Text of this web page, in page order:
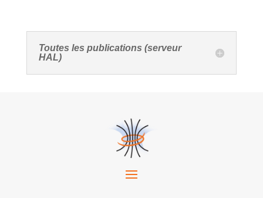
Toutes les publications (serveur
HAL)